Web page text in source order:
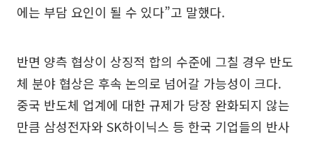
에는 부담 요인이 될 수 있다”고 말했다.
반면 양측 협상이 상징적 합의 수준에 그칠 경우 반도
체 분야 협상은 후속 논의로 넘어갈 가능성이 크다.
중국 반도체 업계에 대한 규제가 당장 완화되지 않는
만큼 삼성전자와 SK하이닉스 등 한국 기업들의 반사